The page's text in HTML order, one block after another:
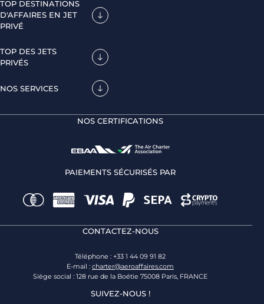
TOP DESTINATIONS
D'AFFAIRES EN JET
PRIVÉ
TOP DES JETS
PRIVÉS
NOS SERVICES
NOS CERTIFICATIONS
PAIEMENTS SÉCURISÉS PAR
CONTACTEZ-NOUS
Téléphone : +33 1 44 09 91 82
E-mail : charter@aeroaffaires.com
Siège social : 128 rue de la Boétie 75008 Paris, FRANCE
SUIVEZ-NOUS !